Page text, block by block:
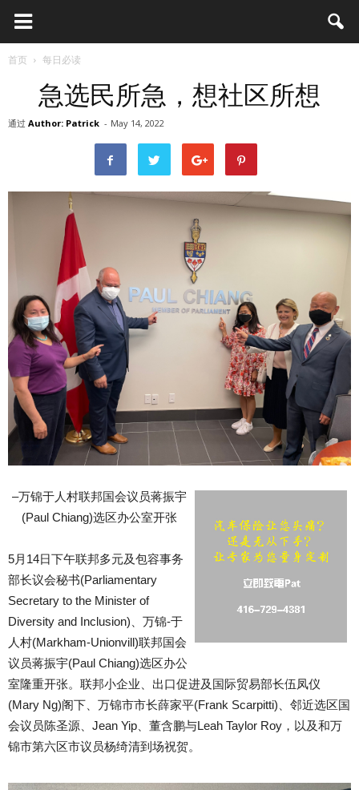
首页 每日必读
急选民所急，想社区所想
通过 Author: Patrick - May 14, 2022
–万锦于人村联邦国会议员蒋振宇
(Paul Chiang)选区办公室开张
5月14日下午联邦多元及包容事务
部长议会秘书(Parliamentary
Secretary to the Minister of
Diversity and Inclusion)、万锦-于
人村(Markham-Unionvill)联邦国会
议员蒋振宇(Paul Chiang)选区办公
室隆重开张。联邦小企业、出口促进及国际贸易部长伍凤仪
(Mary Ng)阁下、万锦市市长薛家平(Frank Scarpitti)、邻近选区国
会议员陈圣源、Jean Yip、董含鹏与Leah Taylor Roy，以及和万
锦市第六区市议员杨绮清到场祝贺。